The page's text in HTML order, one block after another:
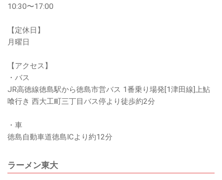
10:30〜17:00
【定休日】
月曜日
【アクセス】
・バス
JR高徳線徳島駅から徳島市営バス 1番乗り場発[1津田線]上鮎
喰行き 西大工町三丁目バス停より徒歩約2分
・車
徳島自動車道徳島ICより約12分
ラーメン東大